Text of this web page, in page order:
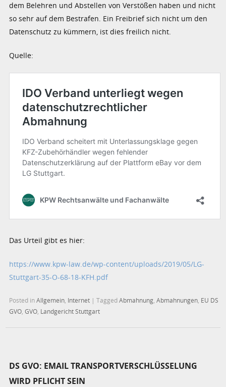
dem Belehren und Abstellen von Verstößen haben und nicht
so sehr auf dem Bestrafen. Ein Freibrief sich nicht um den
Datenschutz zu kümmern, ist dies freilich nicht.
Quelle:
Das Urteil gibt es hier:
https://www.kpw-law.de/wp-content/uploads/2019/05/LG-
Stuttgart-35-O-68-18-KFH.pdf
Posted inAllgemein Internet |TaggedAbmahnung ,Abmahnungen EU DS
GVO ,GVO Landgericht Stuttgart
DS GVO: EMAIL TRANSPORTVERSCHLÜSSELUNG
WIRD PFLICHT SEIN